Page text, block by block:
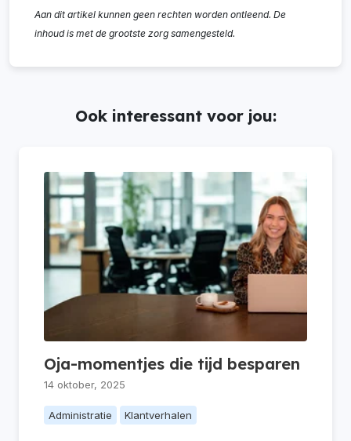
Aan dit artikel kunnen geen rechten worden ontleend. De
inhoud is met de grootste zorg samengesteld.
Ook interessant voor jou:
Oja-momentjes die tijd besparen
14 oktober, 2025
Administratie Klantverhalen